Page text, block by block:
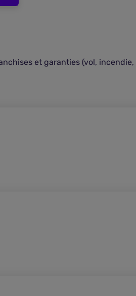
et garanties (vol, incendie,